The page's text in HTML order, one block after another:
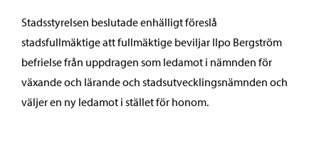
Stadsstyrelsen beslutade enhälligt föreslå
stadsfullmäktige att fullmäktige beviljar Ilpo Bergström
befrielse från uppdragen som ledamot i nämnden för
växande och lärande och stadsutvecklingsnämnden och
väljer en ny ledamot i stället för honom.